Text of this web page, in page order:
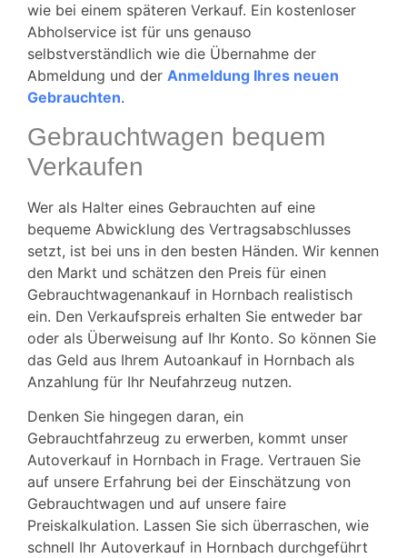
wie bei einem späteren Verkauf. Ein kostenloser
Abholservice ist für uns genauso
selbstverständlich wie die Übernahme der
Abmeldung und der Anmeldung Ihres neuen
Gebrauchten.
Gebrauchtwagen bequem
Verkaufen
Wer als Halter eines Gebrauchten auf eine
bequeme Abwicklung des Vertragsabschlusses
setzt, ist bei uns in den besten Händen. Wir kennen
den Markt und schätzen den Preis für einen
Gebrauchtwagenankauf in Hornbach realistisch
ein. Den Verkaufspreis erhalten Sie entweder bar
oder als Überweisung auf Ihr Konto. So können Sie
das Geld aus Ihrem Autoankauf in Hornbach als
Anzahlung für Ihr Neufahrzeug nutzen.
Denken Sie hingegen daran, ein
Gebrauchtfahrzeug zu erwerben, kommt unser
Autoverkauf in Hornbach in Frage. Vertrauen Sie
auf unsere Erfahrung bei der Einschätzung von
Gebrauchtwagen und auf unsere faire
Preiskalkulation. Lassen Sie sich überraschen, wie
schnell Ihr Autoverkauf in Hornbach durchgeführt